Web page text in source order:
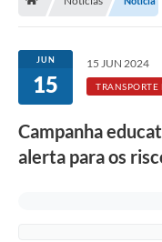
Rotativo
Atendimento
Transparência
JUN
15
15 JUN 2024
TRANSPORTE
Campanha
alerta para os